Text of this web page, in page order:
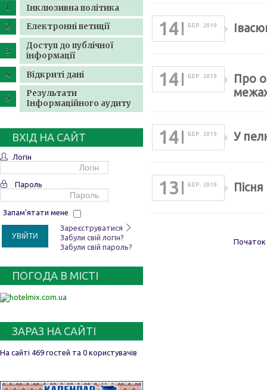
Інклюзивна політика
Електронні петиції
Доступ до публічної
інформації
Відкриті дані
Результати
Інформаційного аудиту
ВХІД НА САЙТ
Логін
Пароль
Запам'ятати мене
УВІЙТИ
Зареєструватися
Забули свій логін?
Забули свій пароль?
ПОГОДА В МІСТІ
ЗАРАЗ НА САЙТІ
На сайті 469 гостей та 0 користувачів
14 БЕР. 2019
14 БЕР. 2019
Про
14 БЕР. 2019 У
13 БЕР. 2019
Початок